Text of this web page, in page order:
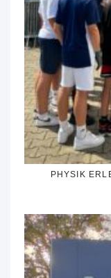
PHYSIK